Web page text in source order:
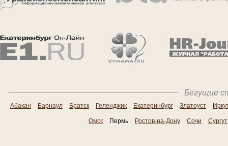
Бегущие
Абакан Барнаул Братск Геленджик Екатеринбург Златоуст
Омск Пермь Ростов-на-Дону Сочи Сургут